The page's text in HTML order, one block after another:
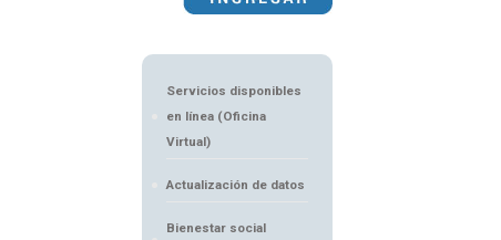
Servicios disponibles
en línea (Oficina
Virtual)
Actualización de datos
Bienestar social